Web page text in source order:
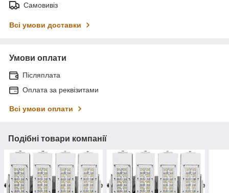
Самовивіз
Всі умови доставки
Умови оплати
Післяплата
Оплата за реквізитами
Всі умови оплати
Подібні товари компанії